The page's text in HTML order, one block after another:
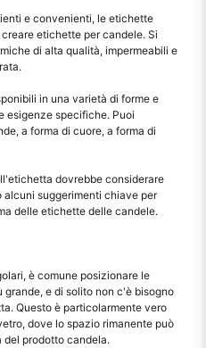
e convenienti, le etichette
etichette per candele. Si
di alta qualità, impermeabili e
in una varietà di forme e
esigenze specifiche. Puoi
a forma di cuore, a forma di
dovrebbe considerare
suggerimenti chiave per
delle etichette delle candele.
è comune posizionare le
e di solito non c'è bisogno
Questo è particolarmente vero
dove lo spazio rimanente può
del prodotto candela.